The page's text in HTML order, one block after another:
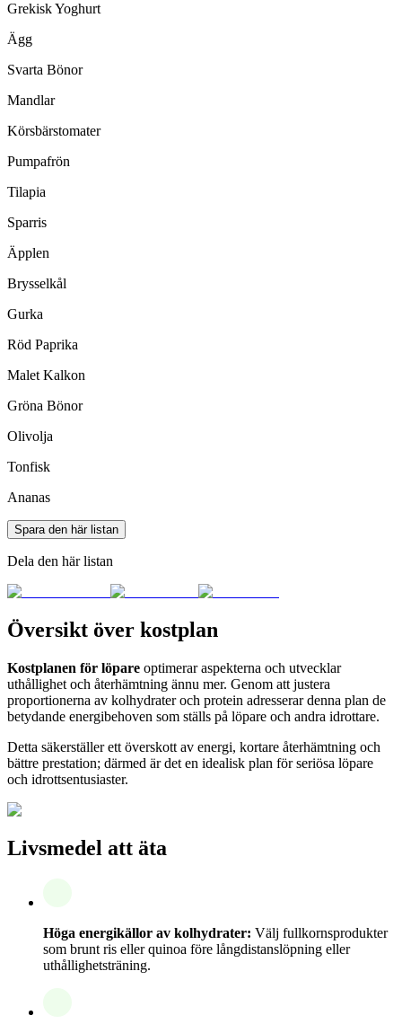
Grekisk Yoghurt
Ägg
Svarta Bönor
Mandlar
Körsbärstomater
Pumpafrön
Tilapia
Sparris
Äpplen
Brysselkål
Gurka
Röd Paprika
Malet Kalkon
Gröna Bönor
Olivolja
Tonfisk
Ananas
Spara den här listan
Dela den här listan
Översikt över kostplan
Kostplanen för löpare optimerar aspekterna och utvecklar
uthållighet och återhämtning ännu mer. Genom att justera
proportionerna av kolhydrater och protein adresserar denna plan de
betydande energibehoven som ställs på löpare och andra idrottare.
Detta säkerställer ett överskott av energi, kortare återhämtning och
bättre prestation; därmed är det en idealisk plan för seriösa löpare
och idrottsentusiaster.
Livsmedel att äta
Höga energikällor av kolhydrater: Välj fullkornsprodukter
som brunt ris eller quinoa före långdistanslöpning eller
uthållighetsträning.